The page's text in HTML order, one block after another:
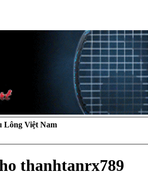
Lông Việt Nam
thanhtanrx789